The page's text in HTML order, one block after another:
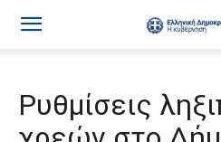
Ρυθμίσεις